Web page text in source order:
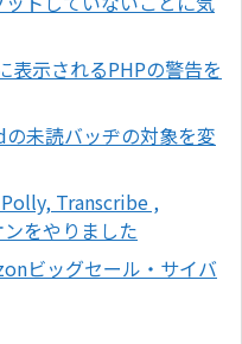
表示されるPHPの警告を
未読バッヂの対象を変
Transcribe ,
をやりました
ビッグセール・サイバ